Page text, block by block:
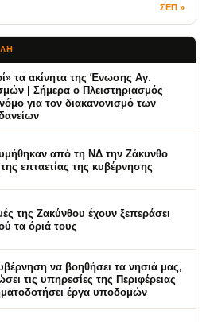
ΣΕΠ »
τα ακίνητα της Ένωσης Αγ.
| Σήμερα ο Πλειστηριασμός
για τον διακανονισμό των
από τη ΝΔ την Ζάκυνθο
επταετίας της κυβέρνησης
της Ζακύνθου έχουν ξεπεράσει
τα όριά τους
να βοηθήσει τα νησιά μας,
τις υπηρεσίες της Περιφέρειας
έργα υποδομών